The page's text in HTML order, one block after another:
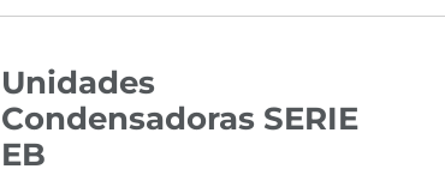
Unidades
Condensadoras SERIE
EB